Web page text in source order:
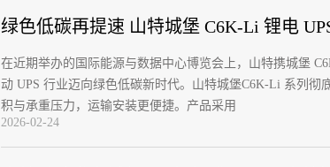
绿色低碳再提速 山特城堡 C6K-Li 锂电
在近期举办的国际能源与数据中心博览会上，山特携城堡
动 UPS 行业迈向绿色低碳新时代。山特城堡C6K-Li 系列彻
积与承重压力，运输安装更便捷。产品采用
2026-02-24